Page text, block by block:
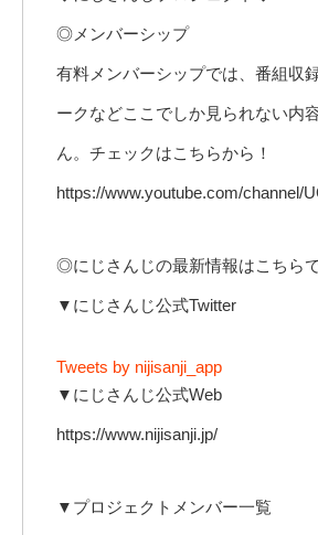
◎メンバーシップ
有料メンバーシップでは、番組収
ークなどここでしか見られない内
ん。チェックはこちらから！
https://www.youtube.com/channel/
◎にじさんじの最新情報はこちら
▼にじさんじ公式Twitter
Tweets by nijisanji_app
▼にじさんじ公式Web
https://www.nijisanji.jp/
▼プロジェクトメンバー一覧